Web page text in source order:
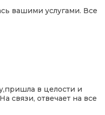
вашими услугами. Все
в целости и
связи, отвечает на все